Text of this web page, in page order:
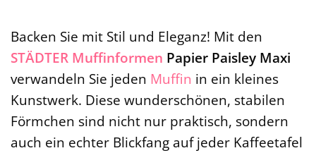
Backen Sie mit Stil und Eleganz! Mit den
STÄDTER Muffinformen Papier Paisley Maxi
verwandeln Sie jeden Muffin in ein kleines
Kunstwerk. Diese wunderschönen, stabilen
Förmchen sind nicht nur praktisch, sondern
auch ein echter Blickfang auf jeder Kaffeetafel